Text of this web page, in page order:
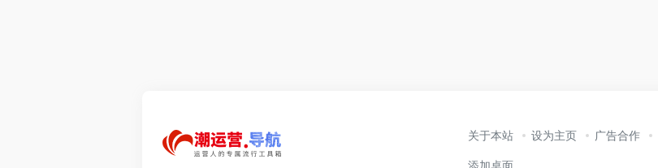
关于本站 设为主页 广告合作
添加桌面